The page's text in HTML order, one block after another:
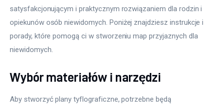
Więcej
satysfakcjonującym i praktycznym rozwiązaniem dla rodzin i
opiekunów osób niewidomych. Poniżej znajdziesz instrukcje i
porady, które pomogą ci w stworzeniu map przyjaznych dla
niewidomych.
Wybór materiałów i narzędzi
Aby stworzyć plany tyflograficzne, potrzebne będą